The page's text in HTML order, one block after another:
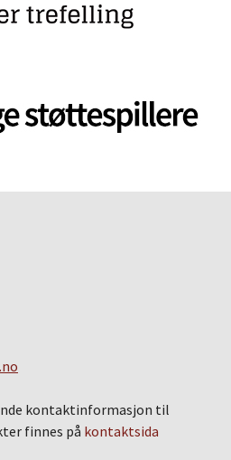
kontaktinformasjon til
finnes på kontaktsida